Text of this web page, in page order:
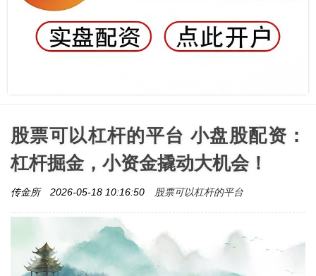
股票可以杠杆的平台 小盘股配资：
杠杆掘金，小资金撬动大机会！
传金所 2026-05-18 10:16:50 股票可以杠杆的平台